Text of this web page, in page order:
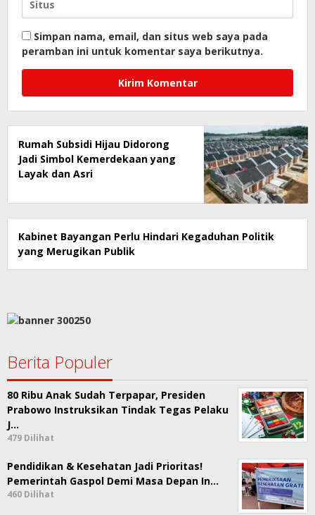
Simpan nama, email, dan situs web saya pada
peramban ini untuk komentar saya berikutnya.
Rumah Subsidi Hijau Didorong
Jadi Simbol Kemerdekaan yang
Layak dan Asri
Kabinet Bayangan Perlu Hindari Kegaduhan Politik
yang Merugikan Publik
Berita Populer
80 Ribu Anak Sudah Terpapar, Presiden
Prabowo Instruksikan Tindak Tegas Pelaku
J…
479 Dilihat
Pendidikan & Kesehatan Jadi Prioritas!
Pemerintah Gaspol Demi Masa Depan In…
460 Dilihat